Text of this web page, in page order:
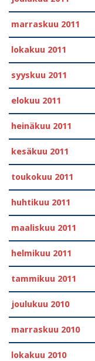
marraskuu 2011
lokakuu 2011
syyskuu 2011
elokuu 2011
heinäkuu 2011
kesäkuu 2011
toukokuu 2011
huhtikuu 2011
maaliskuu 2011
helmikuu 2011
tammikuu 2011
joulukuu 2010
marraskuu 2010
lokakuu 2010